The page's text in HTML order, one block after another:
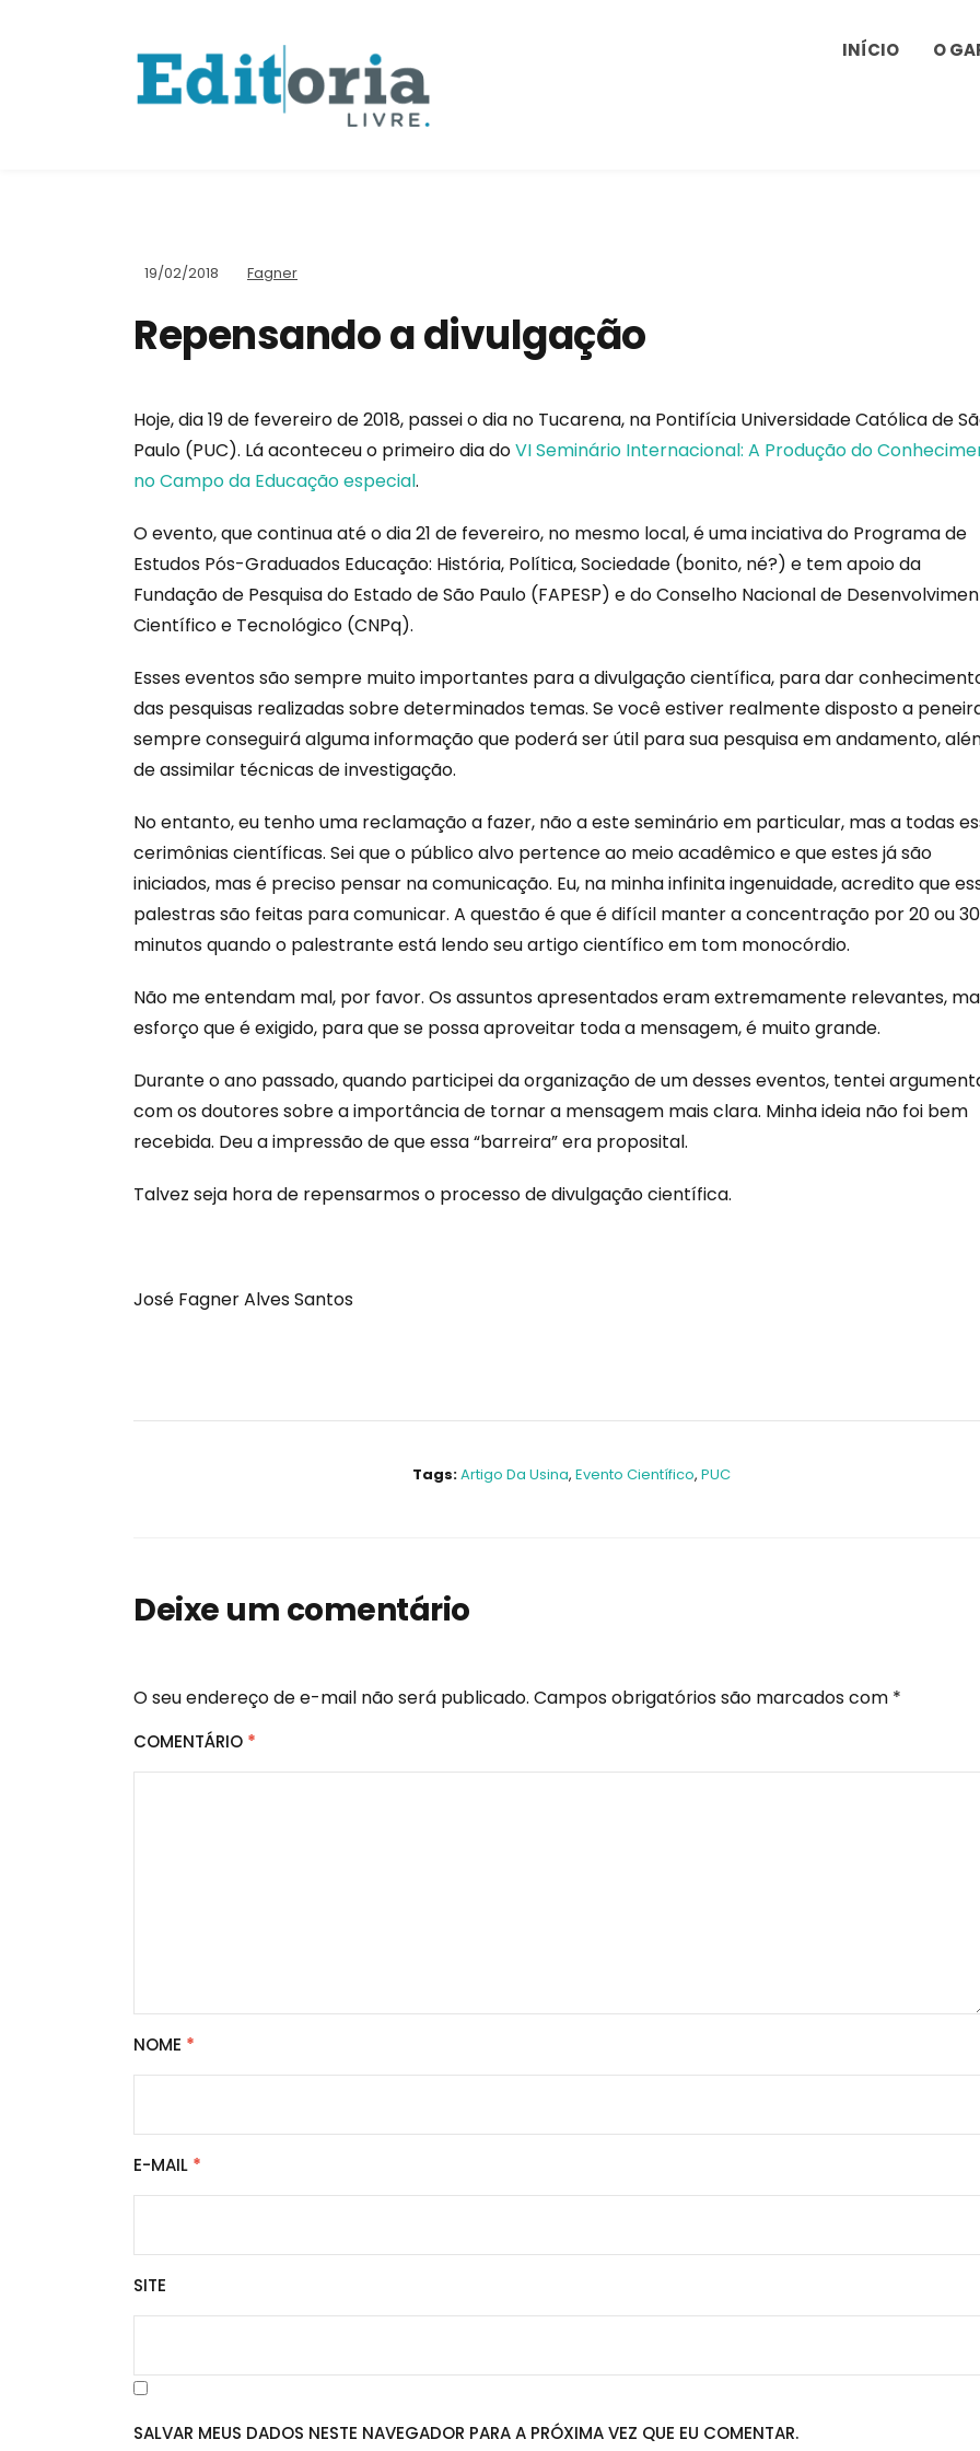
INÍCIO O
19/02/2018 Fagner
Repensando a divulgação
Hoje, dia 19 de fevereiro de 2018, passei o dia no Tucarena, na Pontifícia Universidade Católica de
Paulo (PUC). Lá aconteceu o primeiro dia doVI Seminário Internacional: A Produção do
no Campo da Educação especial.
O evento, que continua até o dia 21 de fevereiro, no mesmo local, é uma inciativa do Programa de
Estudos Pós-Graduados Educação: História, Política, Sociedade (bonito, né?) e tem apoio da
Fundação de Pesquisa do Estado de São Paulo (FAPESP) e do Conselho Nacional de
Científico e Tecnológico (CNPq).
Esses eventos são sempre muito importantes para a divulgação científica, para dar
das pesquisas realizadas sobre determinados temas. Se você estiver realmente disposto a
sempre conseguirá alguma informação que poderá ser útil para sua pesquisa em andamento,
de assimilar técnicas de investigação.
No entanto, eu tenho uma reclamação a fazer, não a este seminário em particular, mas a todas
cerimônias científicas. Sei que o público alvo pertence ao meio acadêmico e que estes já são
iniciados, mas é preciso pensar na comunicação. Eu, na minha infinita ingenuidade, acredito que
palestras são feitas para comunicar. A questão é que é difícil manter a concentração por 20 ou 30
minutos quando o palestrante está lendo seu artigo científico em tom monocórdio.
Não me entendam mal, por favor. Os assuntos apresentados eram extremamente relevantes,
esforço que é exigido, para que se possa aproveitar toda a mensagem, é muito grande.
Durante o ano passado, quando participei da organização de um desses eventos, tentei
com os doutores sobre a importância de tornar a mensagem mais clara. Minha ideia não foi bem
recebida. Deu a impressão de que essa “barreira” era proposital.
Talvez seja hora de repensarmos o processo de divulgação científica.
José Fagner Alves Santos
Tags:Artigo Da Usina, Evento Científico, PUC
Deixe um comentário
O seu endereço de e-mail não será publicado. Campos obrigatórios são marcados com *
COMENTÁRIO *
NOME *
E-MAIL *
SITE
SALVAR MEUS DADOS NESTE NAVEGADOR PARA A PRÓXIMA VEZ QUE EU COMENTAR.